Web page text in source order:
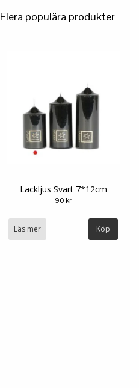
Flera populära produkter
Lackljus Svart 7*12cm
90 kr
Läs mer